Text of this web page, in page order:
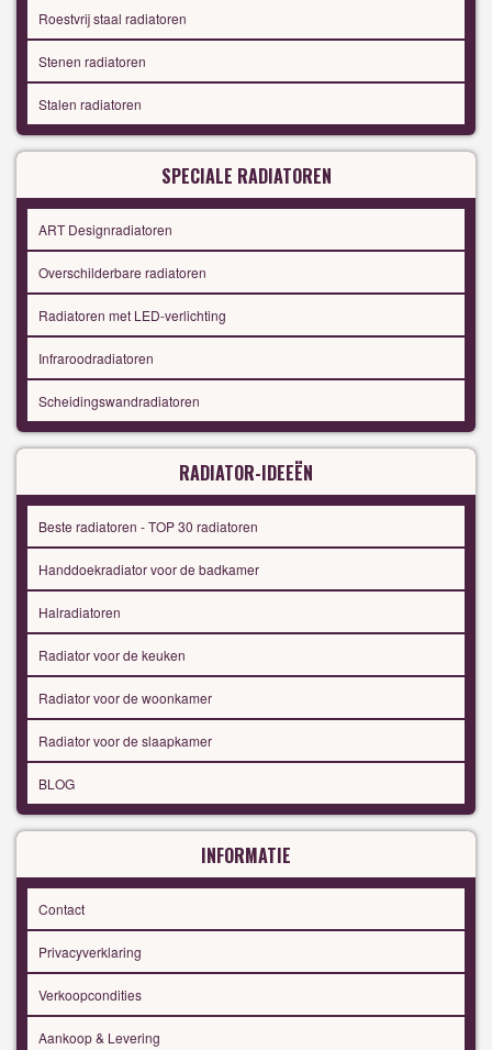
Roestvrij staal radiatoren
Stenen radiatoren
Stalen radiatoren
SPECIALE RADIATOREN
ART Designradiatoren
Overschilderbare radiatoren
Radiatoren met LED-verlichting
Infraroodradiatoren
Scheidingswandradiatoren
RADIATOR-IDEEËN
Beste radiatoren - TOP 30 radiatoren
Handdoekradiator voor de badkamer
Halradiatoren
Radiator voor de keuken
Radiator voor de woonkamer
Radiator voor de slaapkamer
BLOG
INFORMATIE
Contact
Privacyverklaring
Verkoopcondities
Aankoop & Levering